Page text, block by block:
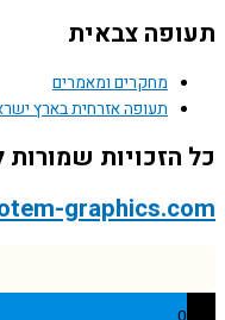
צבאית
מחקרים ומאמרים
תעופה אזרחית בארץ ישראל
שמורות
rotem-